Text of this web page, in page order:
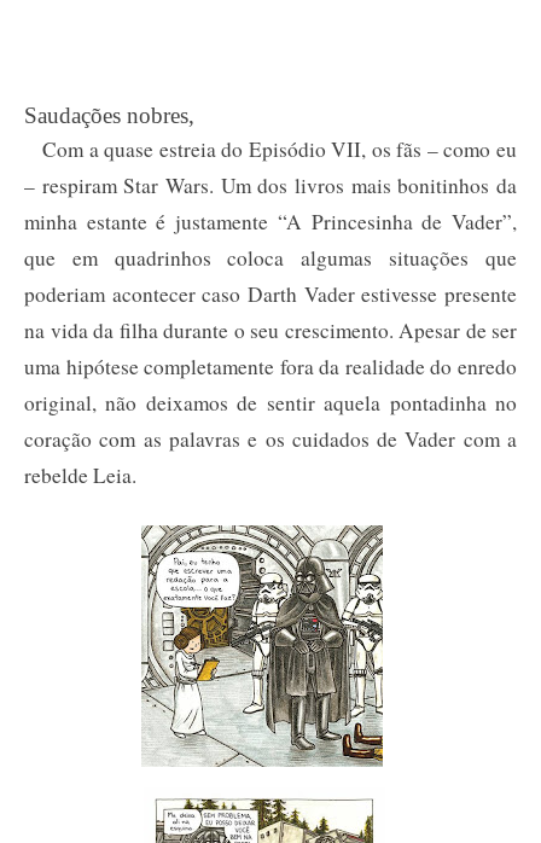
Saudações nobres,
Com a quase estreia do Episódio VII, os fãs – como eu
– respiram Star Wars. Um dos livros mais bonitinhos da
minha estante é justamente “A Princesinha de Vader”,
que em quadrinhos coloca algumas situações que
poderiam acontecer caso Darth Vader estivesse presente
na vida da filha durante o seu crescimento. Apesar de ser
uma hipótese completamente fora da realidade do enredo
original, não deixamos de sentir aquela pontadinha no
coração com as palavras e os cuidados de Vader com a
rebelde Leia.